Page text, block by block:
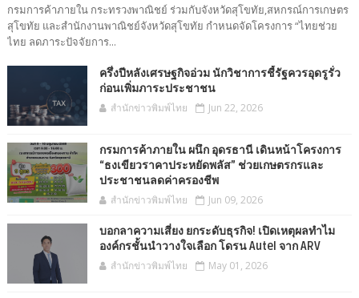
กรมการค้าภายใน กระทรวงพาณิชย์ ร่วมกับจังหวัดสุโขทัย,สหกรณ์การเกษตร
สุโขทัย และสำนักงานพาณิชย์จังหวัดสุโขทัย กำหนดจัดโครงการ “ไทยช่วย
ไทย ลดภาระปัจจัยการ...
ครึ่งปีหลังเศรษฐกิจอ่วม นักวิชาการชี้รัฐควรอุดรูรั่ว
ก่อนเพิ่มภาระประชาชน
สำนักข่าวพิมพ์ไทย
Jun 22, 2026
กรมการค้าภายใน ผนึก อุดรธานี เดินหน้าโครงการ
“ธงเขียวราคาประหยัดพลัส” ช่วยเกษตรกรและ
ประชาชนลดค่าครองชีพ
สำนักข่าวพิมพ์ไทย
Jun 09, 2026
บอกลาความเสี่ยง ยกระดับธุรกิจ! เปิดเหตุผลทำไม
องค์กรชั้นนำวางใจเลือก โดรน Autel จาก ARV
สำนักข่าวพิมพ์ไทย
May 01, 2026